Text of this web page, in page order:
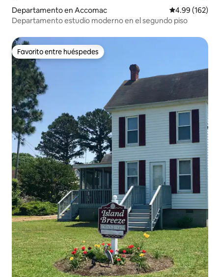
Departamento en Accomac Calificación
4.99 (162)
Departamento estudio moderno en el segundo piso
Favorito entre huéspedes
Favorito entre huéspedes